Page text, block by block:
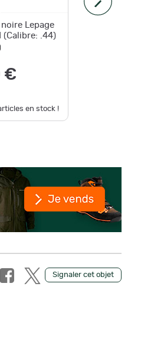
Lepage
(Calibre: .44)
)
€
en stock !
Signaler cet objet